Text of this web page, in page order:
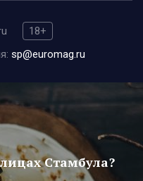
18+
sp@euromag.ru
Стамбула?